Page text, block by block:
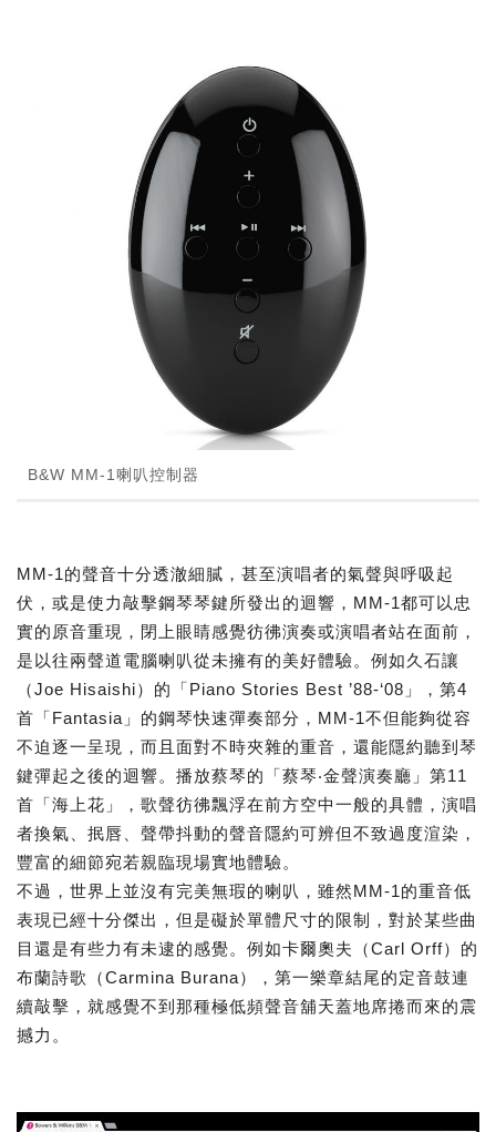
B&W MM-1喇叭控制器
MM-1的聲音十分透澈細膩，甚至演唱者的氣聲與呼吸起
伏，或是使力敲擊鋼琴琴鍵所發出的迴響，MM-1都可以忠
實的原音重現，閉上眼睛感覺彷彿演奏或演唱者站在面前，
是以往兩聲道電腦喇叭從未擁有的美好體驗。例如久石讓
（Joe Hisaishi）的「Piano Stories Best ’88-‘08」，第4
首「Fantasia」的鋼琴快速彈奏部分，MM-1不但能夠從容
不迫逐一呈現，而且面對不時夾雜的重音，還能隱約聽到琴
鍵彈起之後的迴響。播放蔡琴的「蔡琴‧金聲演奏廳」第11
首「海上花」，歌聲彷彿飄浮在前方空中一般的具體，演唱
者換氣、抿唇、聲帶抖動的聲音隱約可辨但不致過度渲染，
豐富的細節宛若親臨現場實地體驗。
不過，世界上並沒有完美無瑕的喇叭，雖然MM-1的重音低
表現已經十分傑出，但是礙於單體尺寸的限制，對於某些曲
目還是有些力有未逮的感覺。例如卡爾奧夫（Carl Orff）的
布蘭詩歌（Carmina Burana），第一樂章結尾的定音鼓連
續敲擊，就感覺不到那種極低頻聲音舖天蓋地席捲而來的震
撼力。